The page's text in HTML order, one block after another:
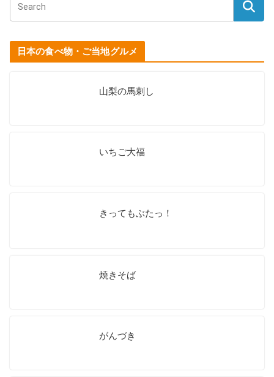
日本の食べ物・ご当地グルメ
山梨の馬刺し
いちご大福
きってもぶたっ！
焼きそば
がんづき